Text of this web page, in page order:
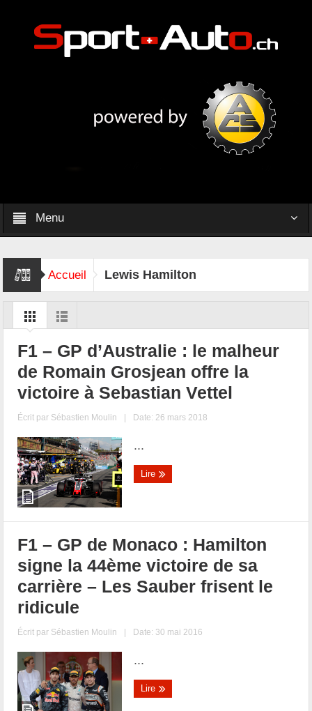
Menu
Accueil Lewis Hamilton
F1 – GP d’Australie : le malheur
de Romain Grosjean offre la
victoire à Sebastian Vettel
Écrit par Sébastien Moulin | Date: 26 mars 2018
...
Lire
F1 – GP de Monaco : Hamilton
signe la 44ème victoire de sa
carrière – Les Sauber frisent le
ridicule
Écrit par Sébastien Moulin | Date: 30 mai 2016
...
Lire